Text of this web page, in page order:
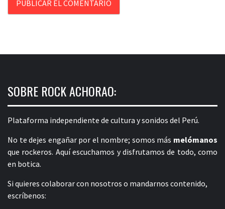
SOBRE ROCK ACHORAO:
Plataforma independiente de cultura y sonidos del Perú.
No te dejes engañar por el nombre; somos más melómanos
que rockeros. Aquí escuchamos y disfrutamos de todo, como
en botica.
Si quieres colaborar con nosotros o mandarnos contenido,
escríbenos: